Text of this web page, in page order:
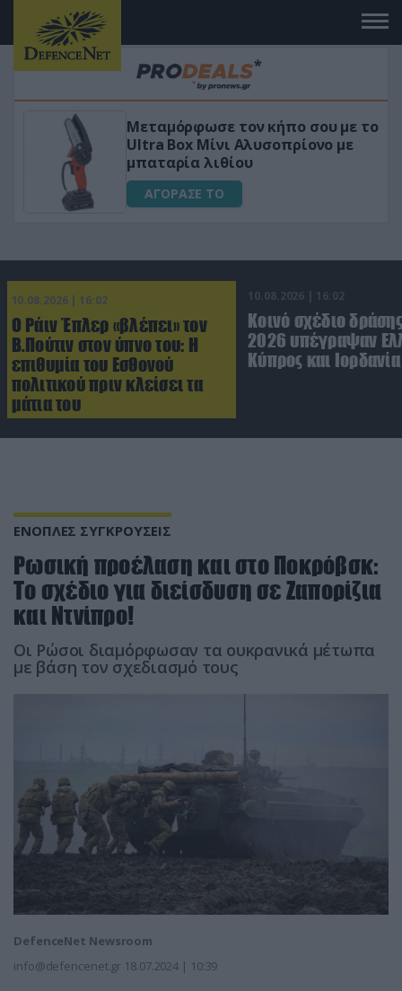
Μεταμόρφωσε τον κήπο σου με το
Ultra Box Μίνι Αλυσοπρίονο με
μπαταρία λιθίου
ΑΓΟΡΑΣΕ ΤΟ
10.08.2026 | 16:02
Ο Ράιν Έπλερ «βλέπει» τον
Β.Πούτιν στον ύπνο του: Η
επιθυμία του Εσθονού
πολιτικού πριν κλείσει τα
μάτια του
10.08.2026 | 16:02
Κοινό σχέδιο
2026 υπέγραψαν
Κύπρος και Ιορδανία
ΕΝΟΠΛΕΣ ΣΥΓΚΡΟΥΣΕΙΣ
Ρωσική προέλαση και στο Ποκρόβσκ:
Το σχέδιο για διείσδυση σε Ζαπορίζια
και Ντνίπρο!
Οι Ρώσοι διαμόρφωσαν τα ουκρανικά μέτωπα
με βάση τον σχεδιασμό τους
DefenceNet Newsroom
info@defencenet.gr 18.07.2024 | 10:39